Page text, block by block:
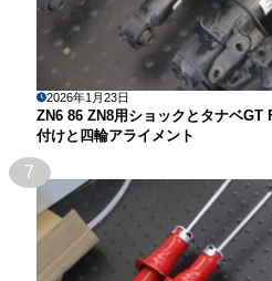
2026年1月23日
ZN6 86 ZN8用ショックとタナベGT
付けと四輪アライメント
7